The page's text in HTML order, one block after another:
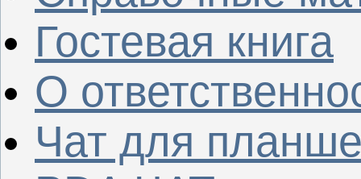
Гостевая книга
О
Чат для